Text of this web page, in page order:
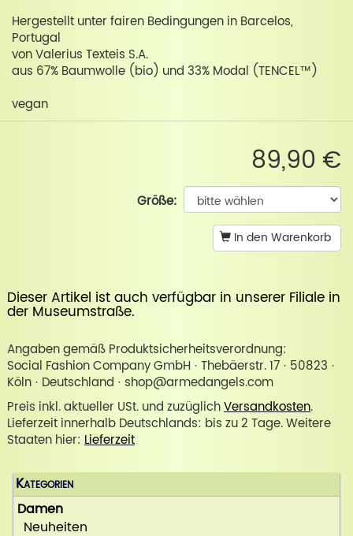
Hergestellt unter fairen Bedingungen in Barcelos,
Portugal
von Valerius Texteis S.A.
aus 67% Baumwolle (bio) und 33% Modal (TENCEL™)
vegan
89,90 €
Größe:
In den Warenkorb
Dieser Artikel ist auch verfügbar in unserer Filiale in
der Museumstraße.
Angaben gemäß Produktsicherheitsverordnung:
Social Fashion Company GmbH · Thebäerstr. 17 · 50823 ·
Köln · Deutschland · shop@armedangels.com
Preis inkl. aktueller USt. und zuzüglichVersandkosten.
Lieferzeit innerhalb Deutschlands: bis zu 2 Tage. Weitere
Staaten hier: Lieferzeit
Kategorien
Damen
Neuheiten